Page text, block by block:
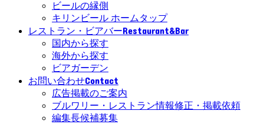
ビールの縁側
キリンビール ホームタップ
レストラン・ビアバーRestaurant&Bar
国内から探す
海外から探す
ビアガーデン
お問い合わせContact
広告掲載のご案内
ブルワリー・レストラン情報修正・掲載依頼
編集長候補募集